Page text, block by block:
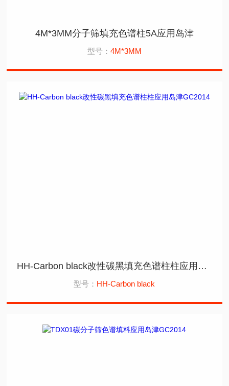
4M*3MM分子筛填充色谱柱5A应用岛津
型号： 4M*3MM
HH-Carbon black改性碳黑填充色谱柱柱应用岛津GC2014
型号： HH-Carbon black